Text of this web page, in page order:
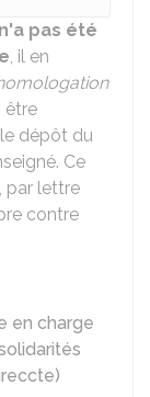
pas été
, il en
être
dépôt du
Ce
par lettre
contre
en charge